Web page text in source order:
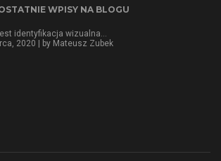
WPISY NA BLOGU
identyfikacja wizualna…
2020 | by Mateusz Zubek